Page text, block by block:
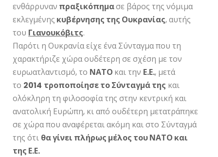
ενθάρρυναν πραξικόπημασε βάρος της νόμιμα
εκλεγμένης κυβέρνησης της Ουκρανίας, αυτής
του Γιανουκόβιτς.
Παρότι η Ουκρανία είχε ένα Σύνταγμα που τη
χαρακτήριζε χώρα ουδέτερη σε σχέση με τον
ευρωατλαντισμό, το ΝΑΤΟ και την Ε.Ε., μετά
το 2014 τροποποίησε το Σύνταγμά της και
ολόκληρη τη φιλοσοφία της στην κεντρική και
ανατολική Ευρώπη, κι από ουδέτερη μετατράπηκε
σε χώρα που αναφέρεται ακόμη και στο Σύνταγμά
της ότι θα γίνει πλήρως μέλος του ΝΑΤΟ και
της Ε.Ε.